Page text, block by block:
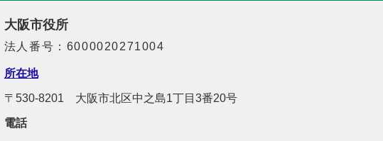
大阪市役所
法人番号：6000020271004
所在地
〒530-8201 大阪市北区中之島1丁目3番20号
電話